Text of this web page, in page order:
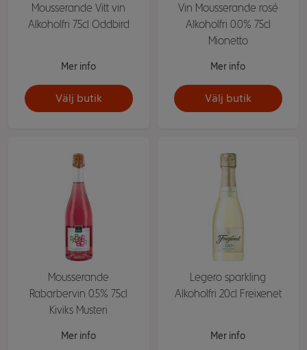
Mousserande Vitt vin
Alkoholfri 75cl Oddbird
Mer info
Välj butik
Vin Mousserande rosé
Alkoholfri 0.0% 75cl
Mionetto
Mer info
Välj butik
Mousserande
Rabarbervin 0.5% 75cl
Kiviks Musteri
Mer info
Legero sparkling
Alkoholfri 20cl Freixenet
Mer info